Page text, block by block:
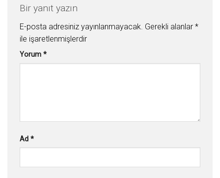
Bir yanıt yazın
E-posta adresiniz yayınlanmayacak. Gerekli alanlar *
ile işaretlenmişlerdir
Yorum *
Ad *